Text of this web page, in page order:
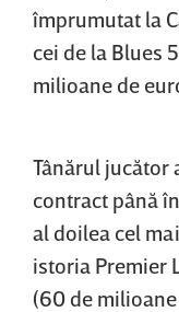
împrumutat la
cei de la Blues
milioane de
Tânărul jucător
contract până
al doilea cel
istoria Premier
(60 de milioane